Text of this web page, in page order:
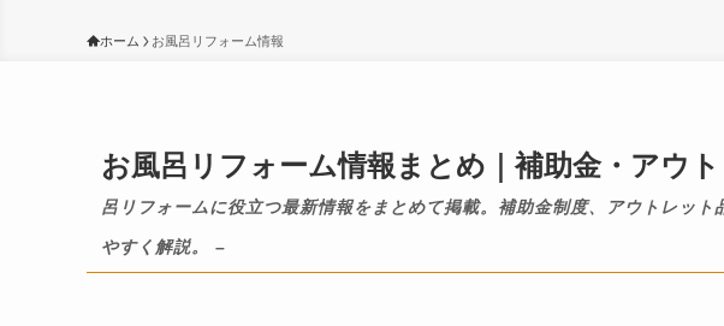
ホーム お風呂リフォーム情報
お風呂リフォーム情報まとめ｜補助金・アウ
呂リフォームに役立つ最新情報をまとめて掲載。補助金制度、アウトレッ
やすく解説。 –